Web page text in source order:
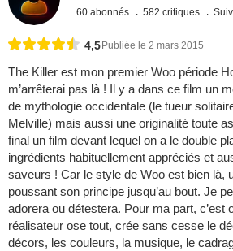
60 abonnés 582 critiques
4,5 Publiée le 2 mars 2015
The Killer est mon premier Woo période
m’arrêterai pas là ! Il y a dans ce film un
de mythologie occidentale (le tueur
Melville) mais aussi une originalité toute
final un film devant lequel on a le double
ingrédients habituellement appréciés et
saveurs ! Car le style de Woo est bien là,
poussant son principe jusqu’au bout. Je
adorera ou détestera. Pour ma part, c’est
réalisateur ose tout, crée sans cesse le
décors, les couleurs, la musique, le